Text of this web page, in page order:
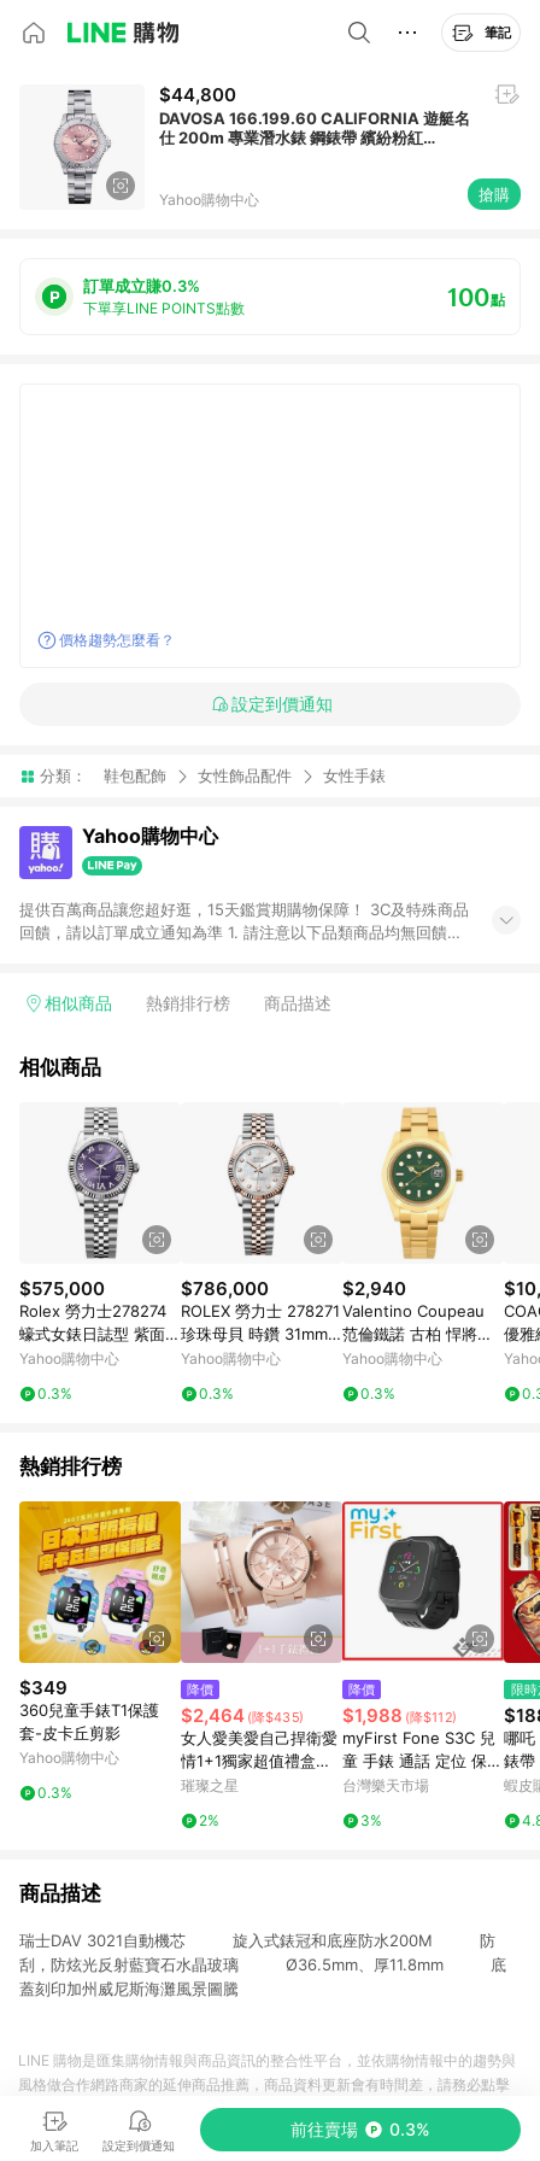
筆記
$44,800
DAVOSA 166.199.60 CALIFORNIA 遊艇名
仕 200m 專業潛水錶 鋼錶帶 繽紛粉紅
Yahoo購物中心 搶購
訂單成立賺0.3%
下單享LINE POINTS點數 100點
價格趨勢怎麼看？
設定到價通知
分類： 鞋包配飾 女性飾品配件 女性手錶
Yahoo購物中心
提供百萬商品讓您超好逛，15天鑑賞期購物保障！ 3C及特殊商品
回饋，請以訂單成立通知為準 1. 請注意以下品類商品均無回饋：
電玩/遊戲/相機/單眼/鏡頭/拍立得 [2024/6/1起適用] -內接硬
的購回饋活動享Yahoo超贈點回饋者 - 購物中心商店之商品：商
3. 訂單回饋金額將扣除運費/購物金/超贈點/福利金/紅利折抵/折
價券等虛擬貨幣折抵 4. 大宗採購或批發轉賣不具回饋資格： 如
有相關事證認定您為大宗採購、批發轉賣而非最終消費使用者，
相關認定以Yahoo購物中心之認定為準
相似商品 熱銷排行榜 商品描述
相似商品
$575,000
Rolex 勞力士278274
蠔式女錶日誌型 紫面 V
I鑽石 31mm
Yahoo購物中心
0.3%
$786,000
ROLEX 勞力士 278271
珍珠母貝 時鑽 31mm
五珠帶
Yahoo購物中心
0.3%
$2,940
Valentino Coupeau
范倫鐵諾 古柏 悍將紳
士腕錶 (金殻/綠面/鋼
Yahoo購物中心
0.3%
優雅
女
熱銷排行榜
$349
360兒童手錶T1保護
套-皮卡丘剪影
Yahoo購物中心
0.3%
降價
$2,464 (降$435)
女人愛美愛自己捍衛愛
情1+1獨家超值禮盒手
錶鈦鋼手環二件組【W
璀璨之星
2%
降價
$1,988 (降$112)
myFirst Fone S3C 兒
童 手錶 通話 定位 保護
孩子 freesim
台灣樂天市場
3%
限
哪吒
錶帶
手
蝦皮
商品描述
瑞士DAV 3021自動機芯 旋入式錶冠和底座防水200M 防
刮，防炫光反射藍寶石水晶玻璃 Ø36.5mm、厚11.8mm 底
蓋刻印加州威尼斯海灘風景圖騰
加入筆記 設定到價通知
前往賣場 0.3%
LINE 購物是匯集購物情報與商品資訊的整合性平台，並依購物情報中的趨勢與
風格做合作網路商家的延伸商品推薦，商品資料更新會有時間差，請務必點擊
商品至各合作網路商家，確認現售價與購物條件，一切資訊以合作廠商網頁為
準。